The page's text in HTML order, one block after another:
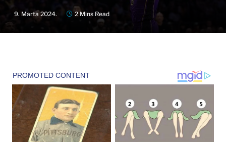
9. Marta 2024. 2 Mins Read